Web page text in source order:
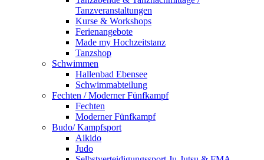
Tanzveranstaltungen
Kurse & Workshops
Ferienangebote
Made my Hochzeitstanz
Tanzshop
Schwimmen
Hallenbad Ebensee
Schwimmabteilung
Fechten / Moderner Fünfkampf
Fechten
Moderner Fünfkampf
Budo/ Kampfsport
Aikido
Judo